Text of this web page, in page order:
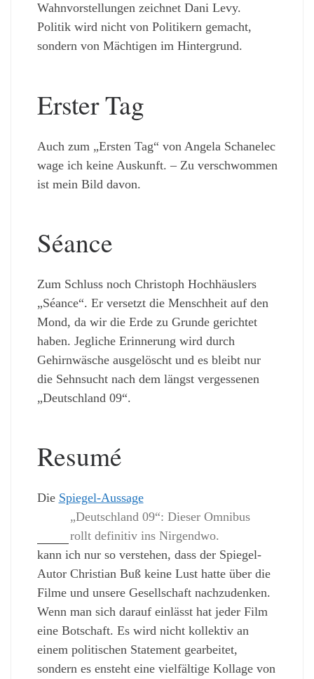
Wahnvorstellungen zeichnet Dani Levy.
Politik wird nicht von Politikern gemacht,
sondern von Mächtigen im Hintergrund.
Erster Tag
Auch zum „Ersten Tag“ von Angela Schanelec
wage ich keine Auskunft. – Zu verschwommen
ist mein Bild davon.
Séance
Zum Schluss noch Christoph Hochhäuslers
„Séance“. Er versetzt die Menschheit auf den
Mond, da wir die Erde zu Grunde gerichtet
haben. Jegliche Erinnerung wird durch
Gehirnwäsche ausgelöscht und es bleibt nur
die Sehnsucht nach dem längst vergessenen
„Deutschland 09“.
Resumé
Die Spiegel-Aussage
„Deutschland 09“: Dieser Omnibus
rollt definitiv ins Nirgendwo.
kann ich nur so verstehen, dass der Spiegel-
Autor Christian Buß keine Lust hatte über die
Filme und unsere Gesellschaft nachzudenken.
Wenn man sich darauf einlässt hat jeder Film
eine Botschaft. Es wird nicht kollektiv an
einem politischen Statement gearbeitet,
sondern es ensteht eine vielfältige Kollage von